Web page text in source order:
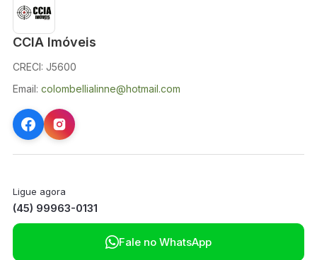
CCIA Imóveis
CRECI: J5600
Email: colombellialinne@hotmail.com
Ligue agora
(45) 99963-0131
Fale no WhatsApp